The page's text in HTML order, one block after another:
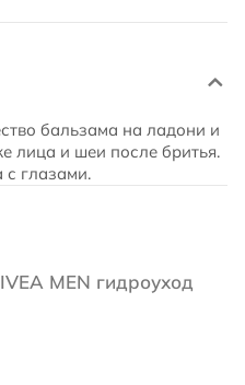
бальзама на ладони и
лица и шеи после бритья.
с глазами.
MEN гидроуход